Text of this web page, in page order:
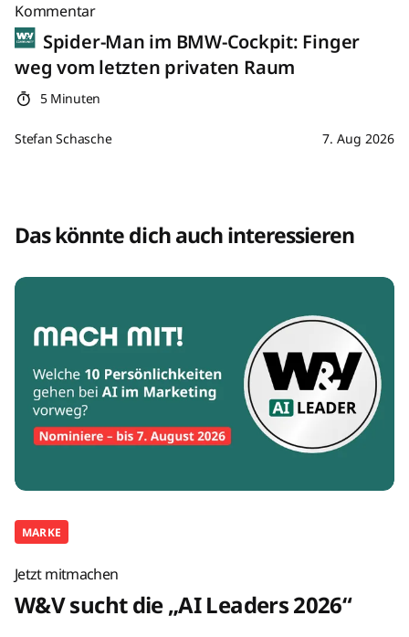
Kommentar
Spider-Man im BMW-Cockpit: Finger
weg vom letzten privaten Raum
5 Minuten
Stefan Schasche 7. Aug 2026
Das könnte dich auch interessieren
MARKE
Jetzt mitmachen
W&V sucht die „AI Leaders 2026“